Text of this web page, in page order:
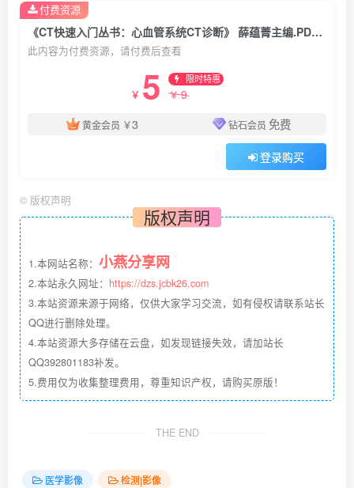
《CT快速入门丛书：心血管系统CT诊断》 薛蕴菁主编.PDF电子书下载
此内容为付费资源，请付费后查看
￥ 5 限时特惠
￥9
黄金会员 ￥3 钻石会员 免费
登录购买
付费资源
© 版权声明
版权声明
1.本网站名称： 小燕分享网
2.本站永久网址： https://dzs.jcbk26.com
3.本站资源来源于网络，仅供大家学习交流，如有侵权请联系站长
QQ进行删除处理。
4.本站资源大多存储在云盘，如发现链接失效，请加站长
QQ392801183补发。
5.费用仅为收集整理费用，尊重知识产权，请购买原版！
THE END
医学影像
检测|影像